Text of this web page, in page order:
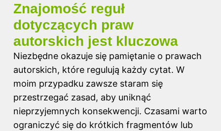
Znajomość reguł
dotyczących praw
autorskich jest kluczowa
Niezbędne okazuje się pamiętanie o prawach
autorskich, które regulują każdy cytat. W
moim przypadku zawsze staram się
przestrzegać zasad, aby uniknąć
nieprzyjemnych konsekwencji. Czasami warto
ograniczyć się do krótkich fragmentów lub